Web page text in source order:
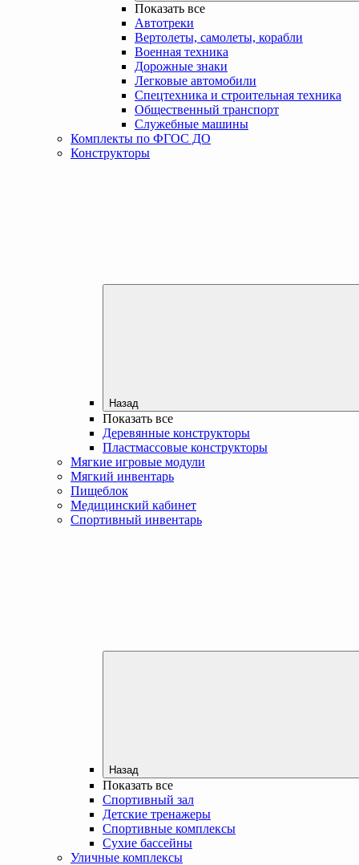
Показать все
Автотреки
Вертолеты, самолеты, корабли
Военная техника
Дорожные знаки
Легковые автомобили
Спецтехника и строительная техника
Общественный транспорт
Служебные машины
Комплекты по ФГОС ДО
Конструкторы
Назад
Показать все
Деревянные конструкторы
Пластмассовые конструкторы
Мягкие игровые модули
Мягкий инвентарь
Пищеблок
Медицинский кабинет
Спортивный инвентарь
Назад
Показать все
Спортивный зал
Детские тренажеры
Спортивные комплексы
Сухие бассейны
Уличные комплексы